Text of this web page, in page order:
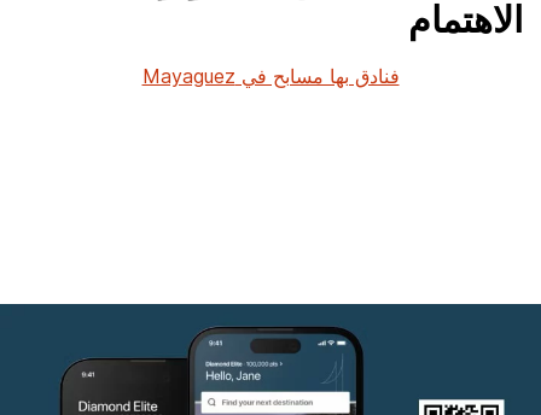
الاهتمام
فنادق بها مسابح في Mayaguez